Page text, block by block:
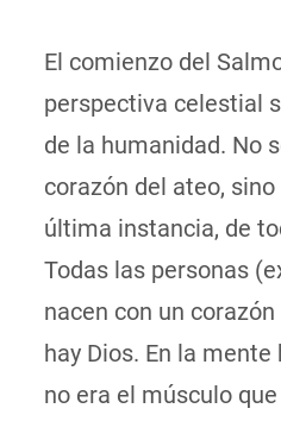
El comienzo del
perspectiva celestial
de la humanidad. No
corazón del ateo,
última instancia, de
Todas las personas
nacen con un
hay Dios. En la
no era el músculo